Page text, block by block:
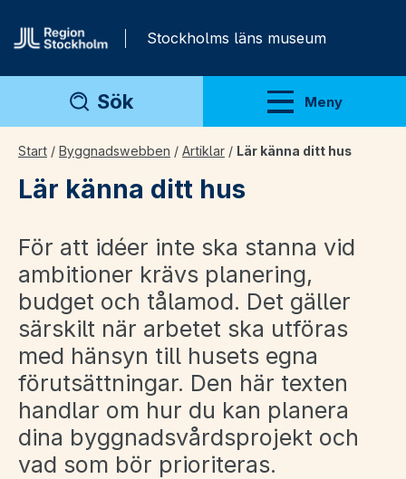
Stockholms läns museum
Sök Meny
Visa meny
Start / Byggnadswebben / Artiklar / Lär känna ditt hus
Lär känna ditt hus
För att idéer inte ska stanna vid
ambitioner krävs planering,
budget och tålamod. Det gäller
särskilt när arbetet ska utföras
med hänsyn till husets egna
förutsättningar. Den här texten
handlar om hur du kan planera
dina byggnadsvårdsprojekt och
vad som bör prioriteras.